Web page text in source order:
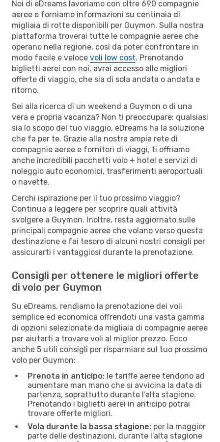
Noi di eDreams lavoriamo con oltre 690 compagnie
aeree e forniamo informazioni su centinaia di
migliaia di rotte disponibili per Guymon. Sulla nostra
piattaforma troverai tutte le compagnie aeree che
operano nella regione, così da poter confrontare in
modo facile e veloce voli low cost. Prenotando
biglietti aerei con noi, avrai accesso alle migliori
offerte di viaggio, che sia di sola andata o andata e
ritorno.
Sei alla ricerca di un weekend a Guymon o di una
vera e propria vacanza? Non ti preoccupare: qualsiasi
sia lo scopo del tuo viaggio, eDreams ha la soluzione
che fa per te. Grazie alla nostra ampia rete di
compagnie aeree e fornitori di viaggi, ti offriamo
anche incredibili pacchetti volo + hotel e servizi di
noleggio auto economici, trasferimenti aeroportuali
o navette.
Cerchi ispirazione per il tuo prossimo viaggio?
Continua a leggere per scoprire quali attività
svolgere a Guymon. Inoltre, resta aggiornato sulle
principali compagnie aeree che volano verso questa
destinazione e fai tesoro di alcuni nostri consigli per
assicurarti i vantaggiosi durante la prenotazione.
Consigli per ottenere le migliori offerte
di volo per Guymon
Su eDreams, rendiamo la prenotazione dei voli
semplice ed economica offrendoti una vasta gamma
di opzioni selezionate da migliaia di compagnie aeree
per aiutarti a trovare voli al miglior prezzo. Ecco
anche 5 utili consigli per risparmiare sul tuo prossimo
volo per Guymon:
Prenota in anticipo: le tariffe aeree tendono ad
aumentare man mano che si avvicina la data di
partenza, soprattutto durante l’alta stagione.
Prenotando i biglietti aerei in anticipo potrai
trovare offerte migliori.
Vola durante la bassa stagione: per la maggior
parte delle destinazioni, durante l’alta stagione